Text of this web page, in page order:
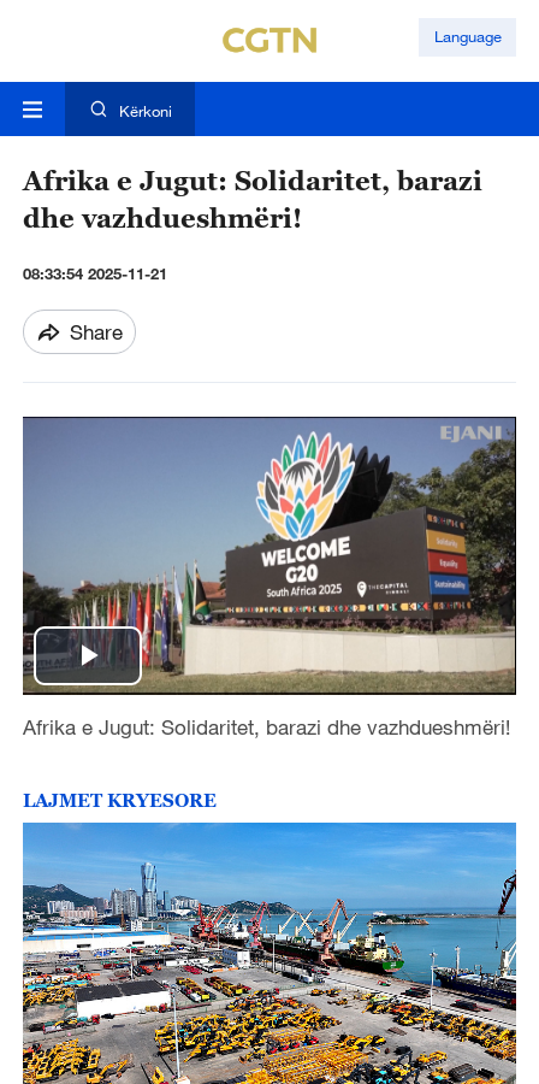
Language
Kërkoni
Afrika e Jugut: Solidaritet, barazi
dhe vazhdueshmëri!
08:33:54 2025-11-21
Share
P
l
a
y
V
i
d
e
Afrika e Jugut: Solidaritet, barazi dhe vazhdueshmëri!
LAJMET KRYESORE